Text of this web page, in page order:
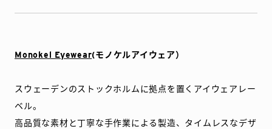
Monokel Eyewear(モノケルアイウェア）
スウェーデンのストックホルムに拠点を置くアイウェアレー
ベル。
高品質な素材と丁寧な手作業による製造、タイムレスなデザ